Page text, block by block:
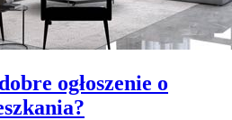
ogłoszenie o